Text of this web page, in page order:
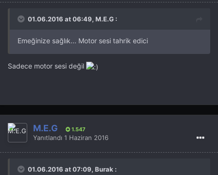
01.06.2016 at 06:49, M.E.G :
Emeğinize sağlık... Motor sesi tahrik edici
Sadece motor sesi değil
M.E.G 1.547
Yanıtlandı 1 Haziran 2016
01.06.2016 at 07:09, Burak :